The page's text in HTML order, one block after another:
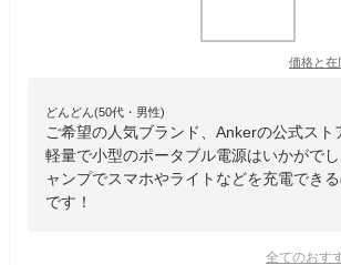
価格と在
どんどん(50代・男性)
ご希望の人気ブランド、Ankerの公式スト
軽量で小型のポータブル電源はいかがで
ャンプでスマホやライトなどを充電でき
です！
全てのおす